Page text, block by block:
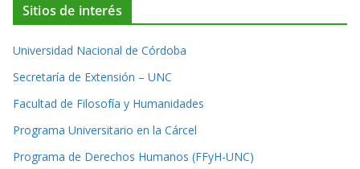
Sitios de interés
Universidad Nacional de Córdoba
Secretaría de Extensión – UNC
Facultad de Filosofía y Humanidades
Programa Universitario en la Cárcel
Programa de Derechos Humanos (FFyH-UNC)